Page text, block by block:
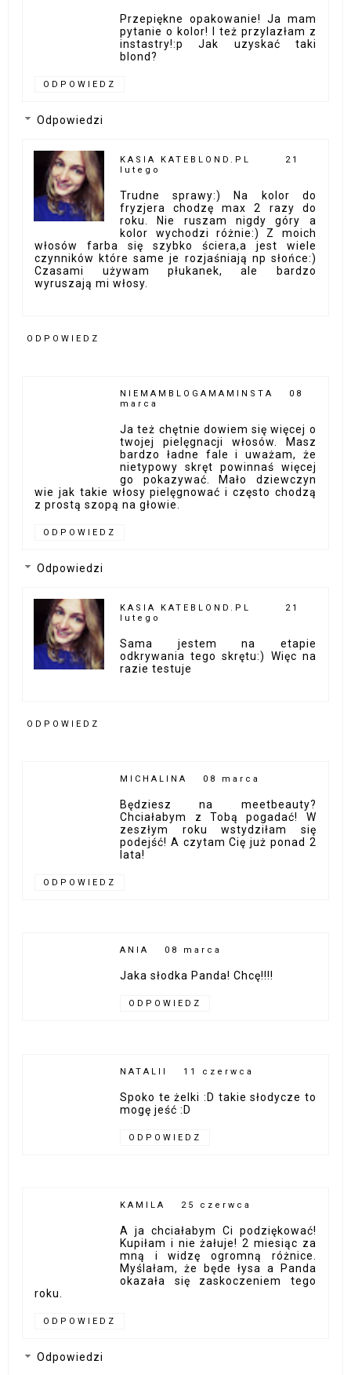
Przepiękne opakowanie! Ja mam
pytanie o kolor! I też przylazłam z
instastry!:p Jak uzyskać taki
blond?
ODPOWIEDZ
Odpowiedzi
KASIA KATEBLOND.PL
21
lutego
Trudne sprawy:) Na kolor do
fryzjera chodzę max 2 razy do
roku. Nie ruszam nigdy góry a
kolor wychodzi różnie:) Z moich
włosów farba się szybko ściera,a jest wiele
czynników które same je rozjaśniają np słońce:)
Czasami używam płukanek, ale bardzo
wyruszają mi włosy.
ODPOWIEDZ
NIEMAMBLOGAMAMINSTA
08
marca
Ja też chętnie dowiem się więcej o
twojej pielęgnacji włosów. Masz
bardzo ładne fale i uważam, że
nietypowy skręt powinnaś więcej
go pokazywać. Mało dziewczyn
wie jak takie włosy pielęgnować i często chodzą
z prostą szopą na głowie.
ODPOWIEDZ
Odpowiedzi
KASIA KATEBLOND.PL
21
lutego
Sama jestem na etapie
odkrywania tego skrętu:) Więc na
razie testuje
ODPOWIEDZ
MICHALINA 08 marca
Będziesz na meetbeauty?
Chciałabym z Tobą pogadać! W
zeszłym roku wstydziłam się
podejść! A czytam Cię już ponad 2
lata!
ODPOWIEDZ
ANIA 08 marca
Jaka słodka Panda! Chcę!!!!
ODPOWIEDZ
NATALII 11 czerwca
Spoko te żelki :D takie słodycze to
mogę jeść :D
ODPOWIEDZ
KAMILA 25 czerwca
A ja chciałabym Ci podziękować!
Kupiłam i nie żałuje! 2 miesiąc za
mną i widzę ogromną różnice.
Myślałam, że będe łysa a Panda
okazała się zaskoczeniem tego
roku.
ODPOWIEDZ
Odpowiedzi